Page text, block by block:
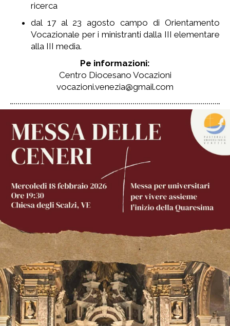
ricerca
dal 17 al 23 agosto campo di Orientamento
Vocazionale per i ministranti dalla III elementare
alla III media.
Pe informazioni:
Centro Diocesano Vocazioni
vocazioni.venezia@gmail.com